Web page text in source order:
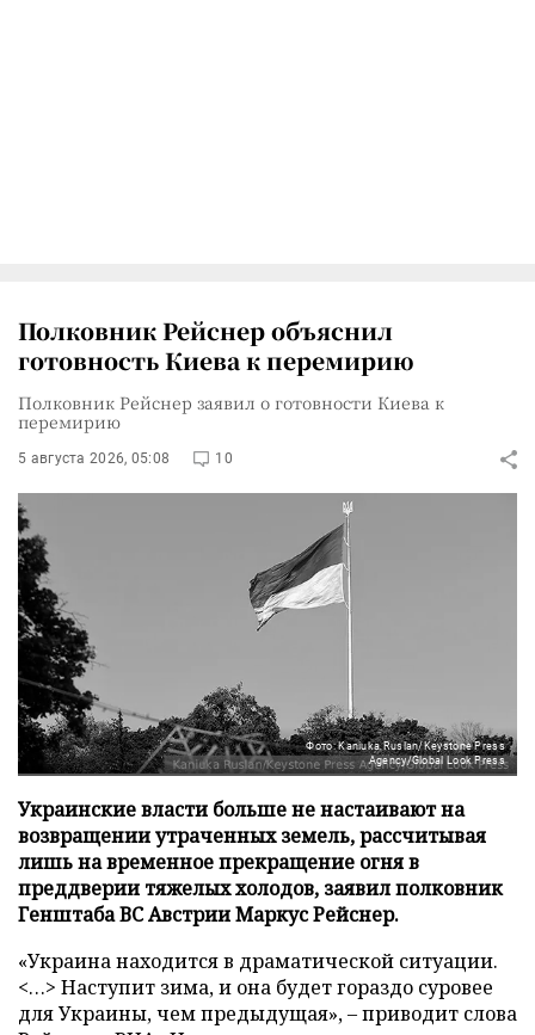
Полковник Рейснер объяснил
готовность Киева к перемирию
Полковник Рейснер заявил о готовности Киева к
перемирию
5 августа 2026, 05:08 10
Фото: Kaniuka Ruslan/Keystone Press
Agency/Global Look Press
Украинские власти больше не настаивают на
возвращении утраченных земель, рассчитывая
лишь на временное прекращение огня в
преддверии тяжелых холодов, заявил полковник
Генштаба ВС Австрии Маркус Рейснер.
«Украина находится в драматической ситуации.
<…> Наступит зима, и она будет гораздо суровее
для Украины, чем предыдущая», – приводит слова